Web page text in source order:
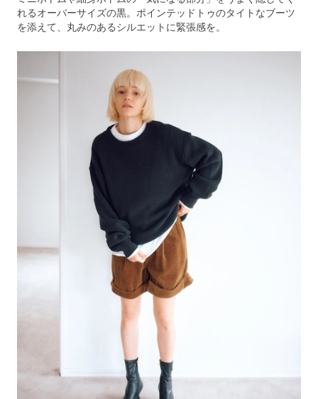
れるオーバーサイズの黒。ポインテッドトゥのタイトなブーツ
を添えて、丸みのあるシルエットに緊張感を。